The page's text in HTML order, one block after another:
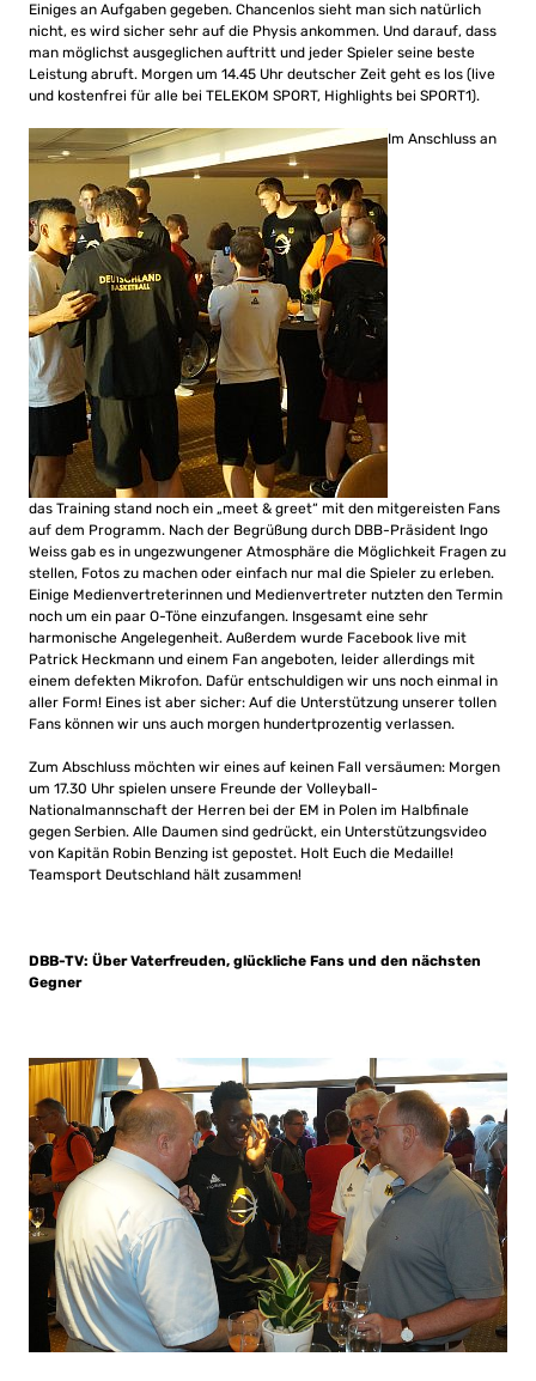
Einiges an Aufgaben gegeben. Chancenlos sieht man sich natürlich
nicht, es wird sicher sehr auf die Physis ankommen. Und darauf, dass
man möglichst ausgeglichen auftritt und jeder Spieler seine beste
Leistung abruft. Morgen um 14.45 Uhr deutscher Zeit geht es los (live
und kostenfrei für alle bei TELEKOM SPORT, Highlights bei SPORT1).
Im Anschluss an
das Training stand noch ein „meet & greet“ mit den mitgereisten Fans
auf dem Programm. Nach der Begrüßung durch DBB-Präsident Ingo
Weiss gab es in ungezwungener Atmosphäre die Möglichkeit Fragen zu
stellen, Fotos zu machen oder einfach nur mal die Spieler zu erleben.
Einige Medienvertreterinnen und Medienvertreter nutzten den Termin
noch um ein paar O-Töne einzufangen. Insgesamt eine sehr
harmonische Angelegenheit. Außerdem wurde Facebook live mit
Patrick Heckmann und einem Fan angeboten, leider allerdings mit
einem defekten Mikrofon. Dafür entschuldigen wir uns noch einmal in
aller Form! Eines ist aber sicher: Auf die Unterstützung unserer tollen
Fans können wir uns auch morgen hundertprozentig verlassen.
Zum Abschluss möchten wir eines auf keinen Fall versäumen: Morgen
um 17.30 Uhr spielen unsere Freunde der Volleyball-
Nationalmannschaft der Herren bei der EM in Polen im Halbfinale
gegen Serbien. Alle Daumen sind gedrückt, ein Unterstützungsvideo
von Kapitän Robin Benzing ist gepostet. Holt Euch die Medaille!
Teamsport Deutschland hält zusammen!
DBB-TV: Über Vaterfreuden, glückliche Fans und den nächsten
Gegner